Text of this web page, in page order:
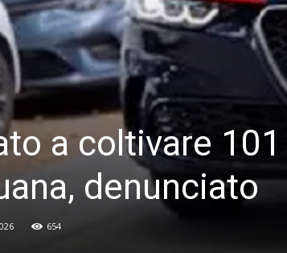
a coltivare
denunciato
654